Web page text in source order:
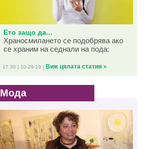
Ето защо да...
Храносмилането се подобрява ако
се храним на седнали на пода:
17:30 | 10-29-19 | Виж цялата статия »
Мода